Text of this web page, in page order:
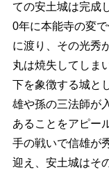
ての安土城は完成
0年に本能寺の変
に渡り、その光秀
丸は焼失してしま
下を象徴する城と
雄や孫の三法師が
あることをアピー
手の戦いで信雄が
迎え、安土城はそ